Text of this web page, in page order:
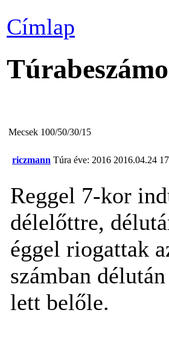
Címlap
Mecsek 100/50/30/15
riczmann Túra éve: 2016 2016.04.24
Reggel 7-kor
délelőttre,
éggel riogattak
számban
lett belőle.